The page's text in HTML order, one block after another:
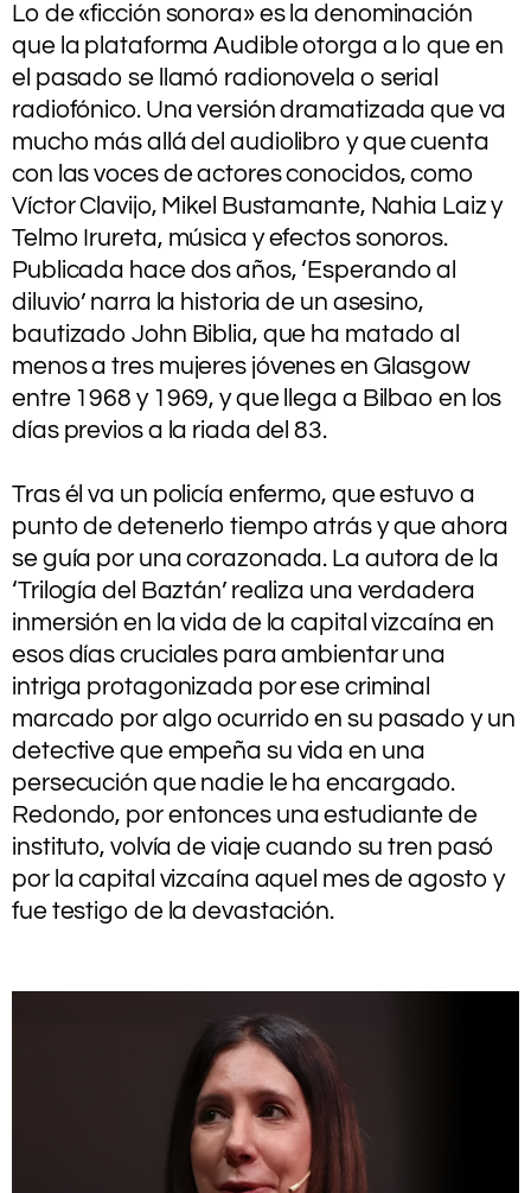
Lo de «ficción sonora» es la denominación
que la plataforma Audible otorga a lo que en
el pasado se llamó radionovela o serial
radiofónico. Una versión dramatizada que va
mucho más allá del audiolibro y que cuenta
con las voces de actores conocidos, como
Víctor Clavijo, Mikel Bustamante, Nahia Laiz y
Telmo Irureta, música y efectos sonoros.
Publicada hace dos años, ‘Esperando al
diluvio’ narra la historia de un asesino,
bautizado John Biblia, que ha matado al
menos a tres mujeres jóvenes en Glasgow
entre 1968 y 1969, y que llega a Bilbao en los
días previos a la riada del 83.
Tras él va un policía enfermo, que estuvo a
punto de detenerlo tiempo atrás y que ahora
se guía por una corazonada. La autora de la
‘Trilogía del Baztán’ realiza una verdadera
inmersión en la vida de la capital vizcaína en
esos días cruciales para ambientar una
intriga protagonizada por ese criminal
marcado por algo ocurrido en su pasado y un
detective que empeña su vida en una
persecución que nadie le ha encargado.
Redondo, por entonces una estudiante de
instituto, volvía de viaje cuando su tren pasó
por la capital vizcaína aquel mes de agosto y
fue testigo de la devastación.